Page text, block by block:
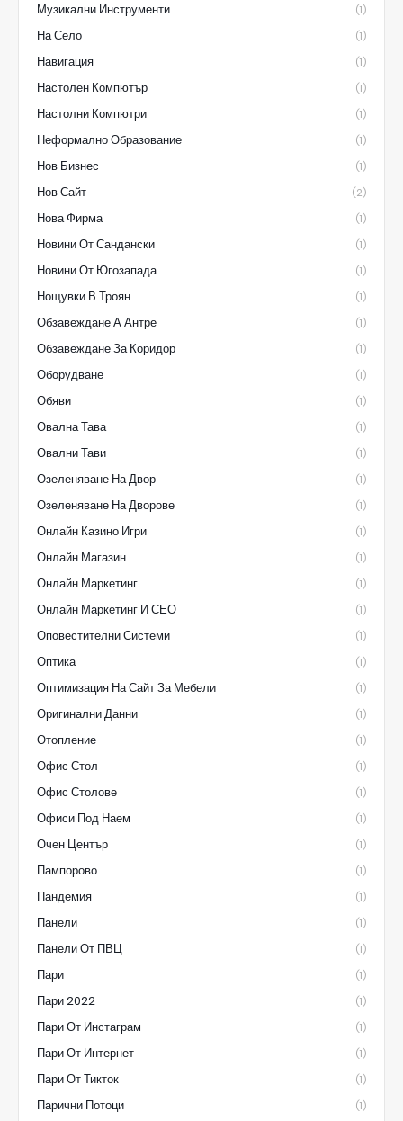
Музикални Инструменти (1)
На Село (1)
Навигация (1)
Настолен Компютър (1)
Настолни Компютри (1)
Неформално Образование (1)
Нов Бизнес (1)
Нов Сайт (2)
Нова Фирма (1)
Новини От Сандански (1)
Новини От Югозапада (1)
Нощувки В Троян (1)
Обзавеждане А Антре (1)
Обзавеждане За Коридор (1)
Оборудване (1)
Обяви (1)
Овална Тава (1)
Овални Тави (1)
Озеленяване На Двор (1)
Озеленяване На Дворове (1)
Онлайн Казино Игри (1)
Онлайн Магазин (1)
Онлайн Маркетинг (1)
Онлайн Маркетинг И СЕО (1)
Оповестителни Системи (1)
Оптика (1)
Оптимизация На Сайт За Мебели (1)
Оригинални Данни (1)
Отопление (1)
Офис Стол (1)
Офис Столове (1)
Офиси Под Наем (1)
Очен Център (1)
Пампорово (1)
Пандемия (1)
Панели (1)
Панели От ПВЦ (1)
Пари (1)
Пари 2022 (1)
Пари От Инстаграм (1)
Пари От Интернет (1)
Пари От Тикток (1)
Парични Потоци (1)